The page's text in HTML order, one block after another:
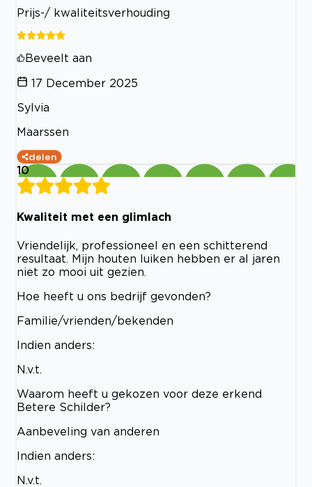
Prijs-/ kwaliteitsverhouding
Beveelt aan
17 December 2025
Sylvia
Maarssen
delen
10
Kwaliteit met een glimlach
Vriendelijk, professioneel en een schitterend
resultaat. Mijn houten luiken hebben er al jaren
niet zo mooi uit gezien.
Hoe heeft u ons bedrijf gevonden?
Familie/vrienden/bekenden
Indien anders:
N.v.t.
Waarom heeft u gekozen voor deze erkend
Betere Schilder?
Aanbeveling van anderen
Indien anders:
N.v.t.